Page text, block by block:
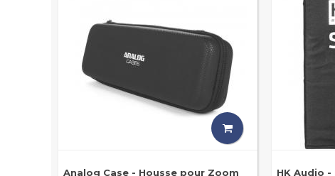
Analog Case - Housse pour Zoom
HK Audio